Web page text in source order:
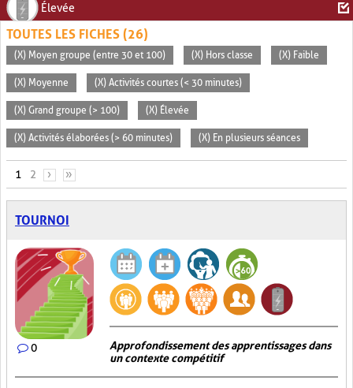
Élevée
TOUTES LES FICHES (26)
(X) Moyen groupe (entre 30 et 100) (X) Hors classe (X) Faible
(X) Moyenne (X) Activités courtes (< 30 minutes)
(X) Grand groupe (> 100) (X) Élevée
(X) Activités élaborées (> 60 minutes) (X) En plusieurs séances
PAGES
1 2 › »
TOURNOI
0
Approfondissement des apprentissages dans
un contexte compétitif